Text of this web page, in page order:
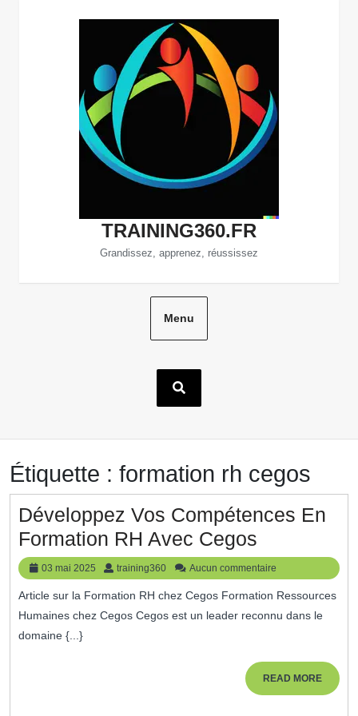
TRAINING360.FR
Grandissez, apprenez, réussissez
Menu
Étiquette : formation rh cegos
Développez Vos Compétences En
Formation RH Avec Cegos
Vos
En
RH
Avec
03 mai 2025
03
mai
2025
training360 training360
Aucun commentaire
Article sur la Formation RH chez Cegos Formation Ressources
Humaines chez Cegos Cegos est un leader reconnu dans le
domaine {...}
READ MOREREAD
MORE